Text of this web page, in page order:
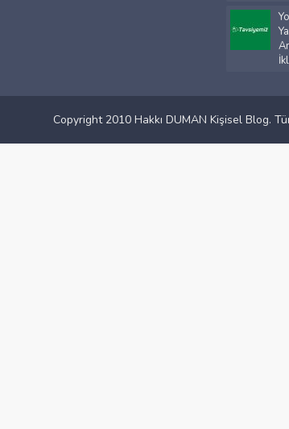
Copyright 2010 Hakkı DUMAN Kişisel Blog.